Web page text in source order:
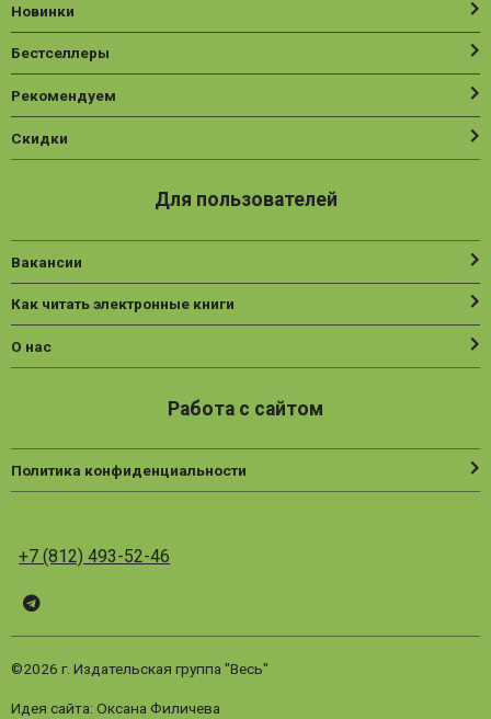
Новинки
Бестселлеры
Рекомендуем
Скидки
Для пользователей
Вакансии
Как читать электронные книги
О нас
Работа с сайтом
Политика конфиденциальности
+7 (812) 493-52-46
Telegram
©2026 г. Издательская группа "Весь"
Идея сайта: Оксана Филичева